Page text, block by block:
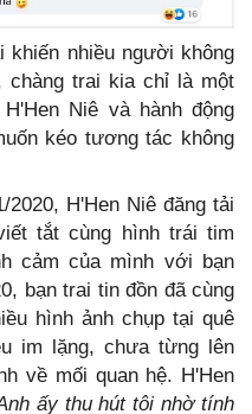
khiến nhiều người không
chàng trai kia chỉ là một
Niê và hành động
kéo tương tác không
H'Hen Niê đăng tải
tắt cùng hình trái tim
cảm của mình với bạn
bạn trai tin đồn đã cùng
hình ảnh chụp tại quê
im lặng, chưa từng lên
về mối quan hệ. H'Hen
ấy thu hút tôi nhờ tính